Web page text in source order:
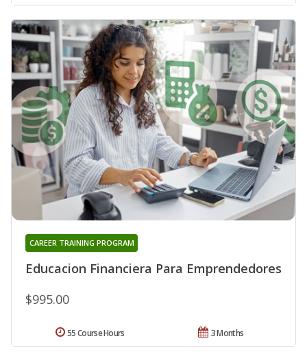
Educacion Financiera Para Emprendedores
CAREER TRAINING PROGRAM
$995.00
3 Months
55 Course Hours